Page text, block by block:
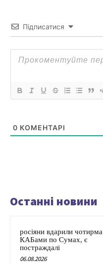
Підписатися
0 КОМЕНТАРІ
Останні новини
росіяни вдарили чотирма
КАБами по Сумах, є
постраждалі
06.08.2026